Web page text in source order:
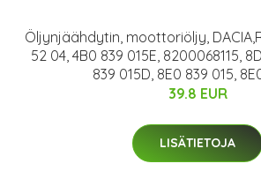
Öljynjäähdytin, moottoriöljy,
52 04, 4B0 839 015E, 8200068115,
839 015D, 8E0 839 015,
39.8 EUR
LISÄTIETOJA